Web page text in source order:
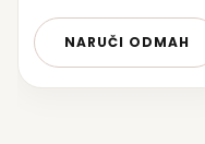
NARUČI ODMAH